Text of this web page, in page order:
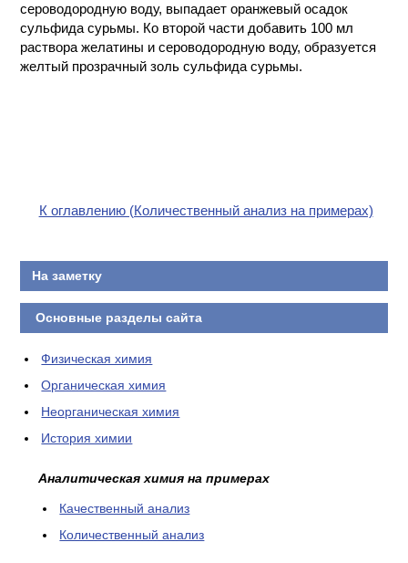
сероводородную воду, выпадает оранжевый осадок
сульфида сурьмы. Ко второй части добавить 100 мл
раствора желатины и сероводородную воду, образуется
желтый прозрачный золь сульфида сурьмы.
К оглавлению (Количественный анализ на примерах)
На заметку
Основные разделы сайта
Физическая химия
Органическая химия
Неорганическая химия
История химии
Аналитическая химия на примерах
Качественный анализ
Количественный анализ